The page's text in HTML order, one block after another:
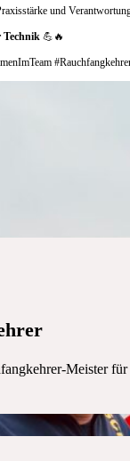
und
Technik 💪🔥
und kompetente
Meister